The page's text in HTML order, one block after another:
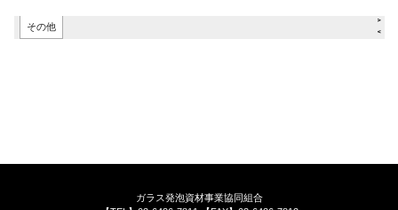
ガラス発泡資材事業協同組合